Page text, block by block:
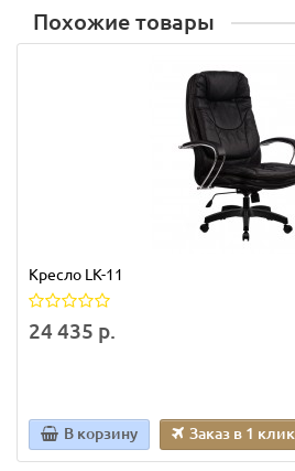
Похожие товары
Кресло LK-11
24 435 р.
В корзину Заказ в 1 клик